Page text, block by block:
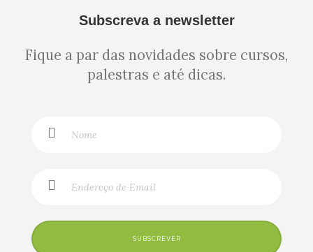
Subscreva a newsletter
Fique a par das novidades sobre cursos,
palestras e até dicas.
SUBSCREVER